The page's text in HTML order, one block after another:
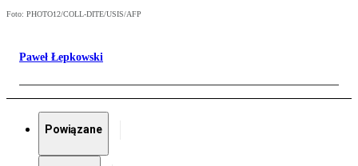
Foto: PHOTO12/COLL-DITE/USIS/AFP
Paweł Łepkowski
Powiązane